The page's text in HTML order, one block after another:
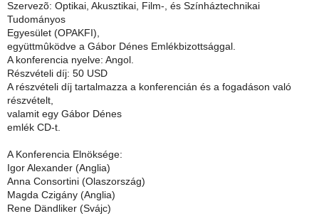
Szervezõ: Optikai, Akusztikai, Film-, és Színháztechnikai
Tudományos
Egyesület (OPAKFI),
együttmûködve a Gábor Dénes Emlékbizottsággal.
A konferencia nyelve: Angol.
Részvételi díj: 50 USD
A részvételi díj tartalmazza a konferencián és a fogadáson való
részvételt,
valamit egy Gábor Dénes
emlék CD-t.
A Konferencia Elnöksége:
Igor Alexander (Anglia)
Anna Consortini (Olaszország)
Magda Czigány (Anglia)
Rene Dändliker (Svájc)